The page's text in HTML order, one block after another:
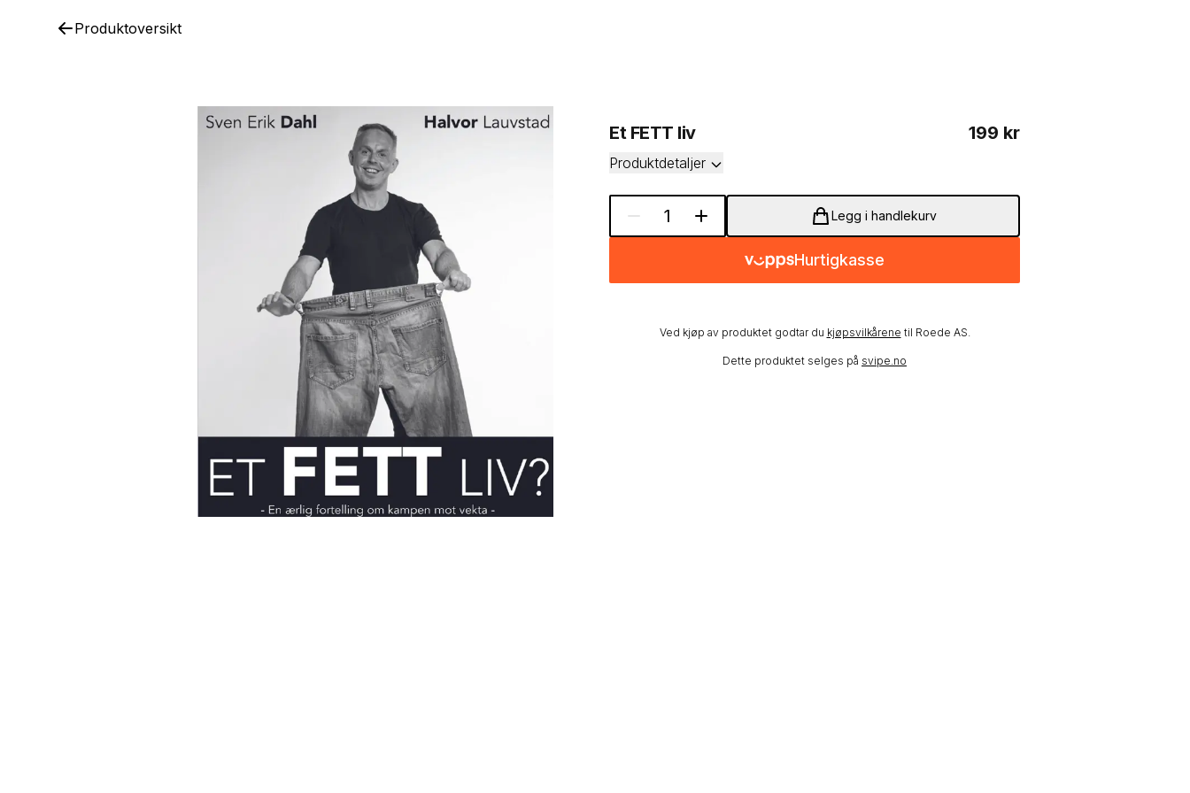
Produktoversikt
Et FETT liv Produktinformasjon
199 kr
Produktdetaljer
1 Legg i handlekurv
Hurtigkasse
Ved kjøp av produktet godtar du kjøpsvilkårene til Roede AS.
Dette produktet selges på svipe.no